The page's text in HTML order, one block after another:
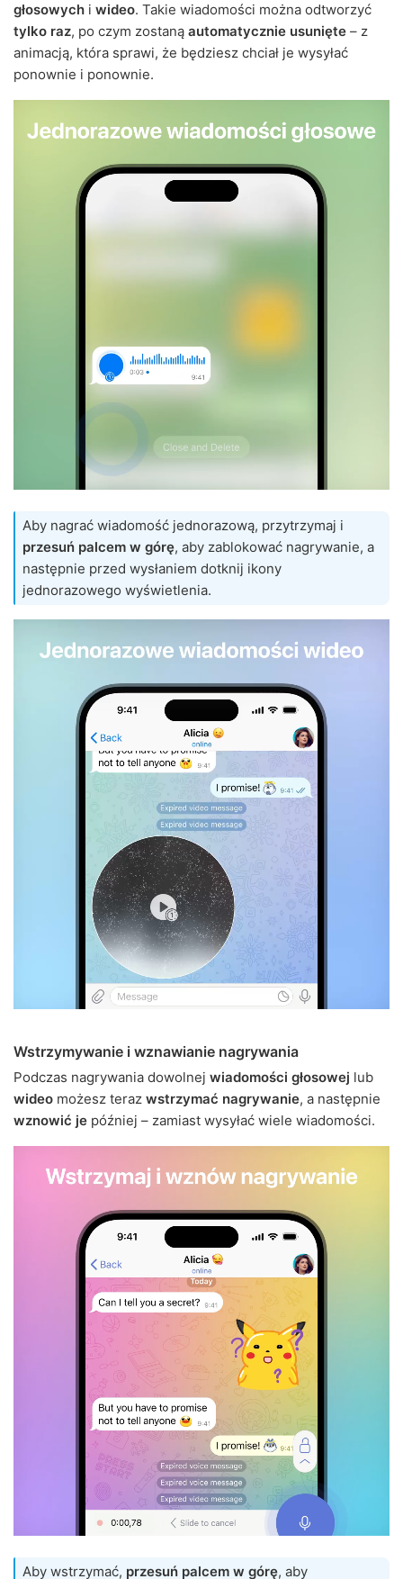
głosowych i wideo. Takie wiadomości można odtworzyć
tylko raz, po czym zostaną automatycznie usunięte – z
animacją, która sprawi, że będziesz chciał je wysyłać
ponownie i ponownie.
Aby nagrać wiadomość jednorazową, przytrzymaj i
przesuń palcem w górę, aby zablokować nagrywanie, a
następnie przed wysłaniem dotknij ikony
jednorazowego wyświetlenia.
Wstrzymywanie i wznawianie nagrywania
Podczas nagrywania dowolnej wiadomości głosowej lub
wideo możesz teraz wstrzymać nagrywanie, a następnie
wznowić je później – zamiast wysyłać wiele wiadomości.
Aby wstrzymać, przesuń palcem w górę, aby